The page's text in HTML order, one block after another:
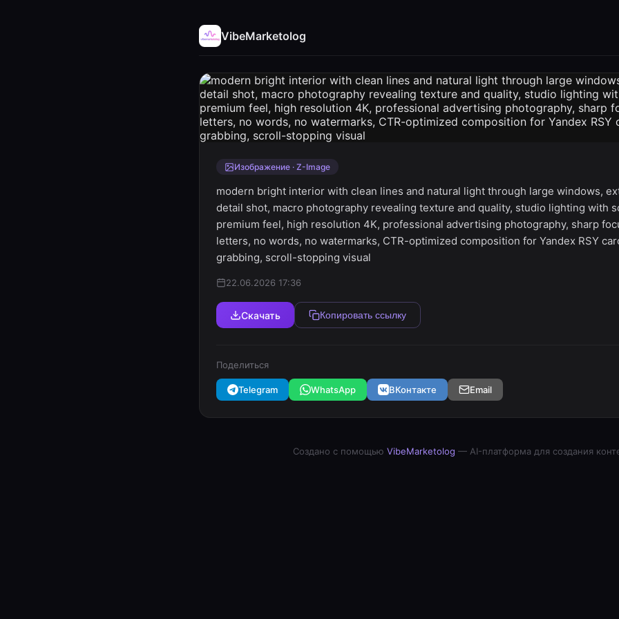
VibeMarketolog
Изображение · Z-Image
modern bright interior with clean lines and natural light through large windows,
detail shot, macro photography revealing texture and quality, studio lighting with
premium feel, high resolution 4K, professional advertising photography, sharp
letters, no words, no watermarks, CTR-optimized composition for Yandex RSY
grabbing, scroll-stopping visual
22.06.2026 17:36
Скачать Копировать ссылку
Поделиться
Telegram WhatsApp ВКонтакте Email
Создано с помощью VibeMarketolog — AI-платформа для создания